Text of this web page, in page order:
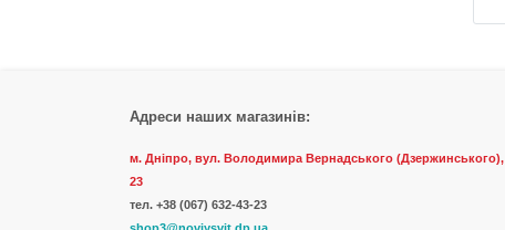
Адреси наших магазинів:
м. Дніпро, вул. Володимира Вернадського (Дзержинського),
23
тел. +38 (067) 632-43-23